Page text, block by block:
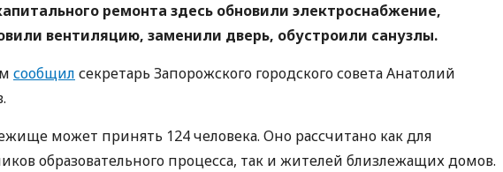
ремонта здесь обновили электроснабжение,
вентиляцию, заменили дверь, обустроили санузлы.
сообщил секретарь Запорожского городского совета Анатолий
может принять 124 человека. Оно рассчитано как для
образовательного процесса, так и жителей близлежащих домов.